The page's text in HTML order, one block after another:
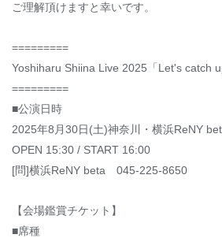
ご理解頂けますと幸いです。
=========
Yoshiharu Shiina Live 2025 「 Let's catch
=========
■公演日時
2025年8 月30日(土)神奈川・横浜ReNY
OPEN 15:30 / START 16:00
[問]横浜ReNY beta 045-225-8650
【会場鑑賞チケット】
■席種